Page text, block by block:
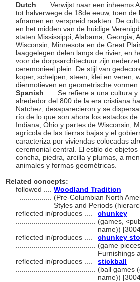
Dutch
..... Verwijst naar een inheems
tot halverwege de 18de eeuw, toen
afnamen en verspreid raakten. De
en het midden van de huidige
staten Mississippi, Alabama, Georgia,
Wisconsin, Minnesota en de Great
laaggelegen delen langs de rivier, en
voor de dorpsarchitectuur zijn
ceremonieel plein. De stijl van
koper, schelpen, steen, klei en veren,
diermotieven en geometrische vormen.
Spanish
..... Se refiere a una cultura
alrededor del 800 de la era cristiana
Natchez, desaparecieron y se
río de lo que son ahora los estados
Indiana, Ohio y partes de Wisconsin,
agrícola de las tierras bajas y el
caracteriza por viviendas colocadas
ceremonial central. El estilo de
concha, piedra, arcilla y plumas, a
animales y formas geométricas.
Related concepts:
followed .... Woodland Tradition
(Pre-Columbian North
Styles and Periods
reflected in/produces ....
chunkey
(games,
name))
reflected in/produces ....
chunkey
(game
Furnishings
reflected in/produces ....
stickball
(ball games
name))